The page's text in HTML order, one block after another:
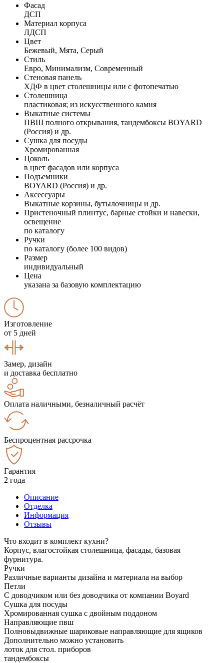
Фасад
ДСП
Материал корпуса
ЛДСП
Цвет
Бежевый, Мята, Серый
Стиль
Евро, Минимализм, Современный
Стеновая панель
ХДФ в цвет столешницы или с фотопечатью
Столешница
пластиковая; из искусственного камня
Выкатные системы
ПВШ полного открывания, тандембоксы BOYARD
(Россия) и др.
Сушка для посуды
Хромированная
Цоколь
в цвет фасадов или корпуса
Подъемники
BOYARD (Россия) и др.
Аксессуары
Выкатные корзины, бутылочницы и др.
Пристеночный плинтус, барные стойки и навески,
освещение
по каталогу
Ручки
по каталогу (более 100 видов)
Размер
индивидуальный
Цена
указана за базовую комплектацию
Изготовление
от 5 дней
Замер, дизайн
и доставка бесплатно
Оплата наличными, безналичный расчёт
Беспроцентная рассрочка
Гарантия
2 года
Описание
Отделка
Информация
Отзывы
Что входит в комплект кухни?
Корпус, влагостойкая столешница, фасады, базовая
фурнитура.
Ручки
Различные варианты дизайна и материала на выбор
Петли
С доводчиком или без доводчика от компании Boyard
Сушка для посуды
Хромированная сушка с двойным поддоном
Направляющие пвш
Полновыдвижные шариковые направляющие для ящиков
Дополнительно можно установить
лоток для стол. приборов
тандембоксы